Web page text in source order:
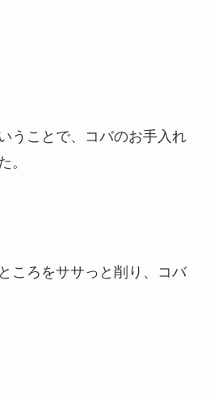
うことで、コバのお手入れ
。
ころをササっと削り、コバ